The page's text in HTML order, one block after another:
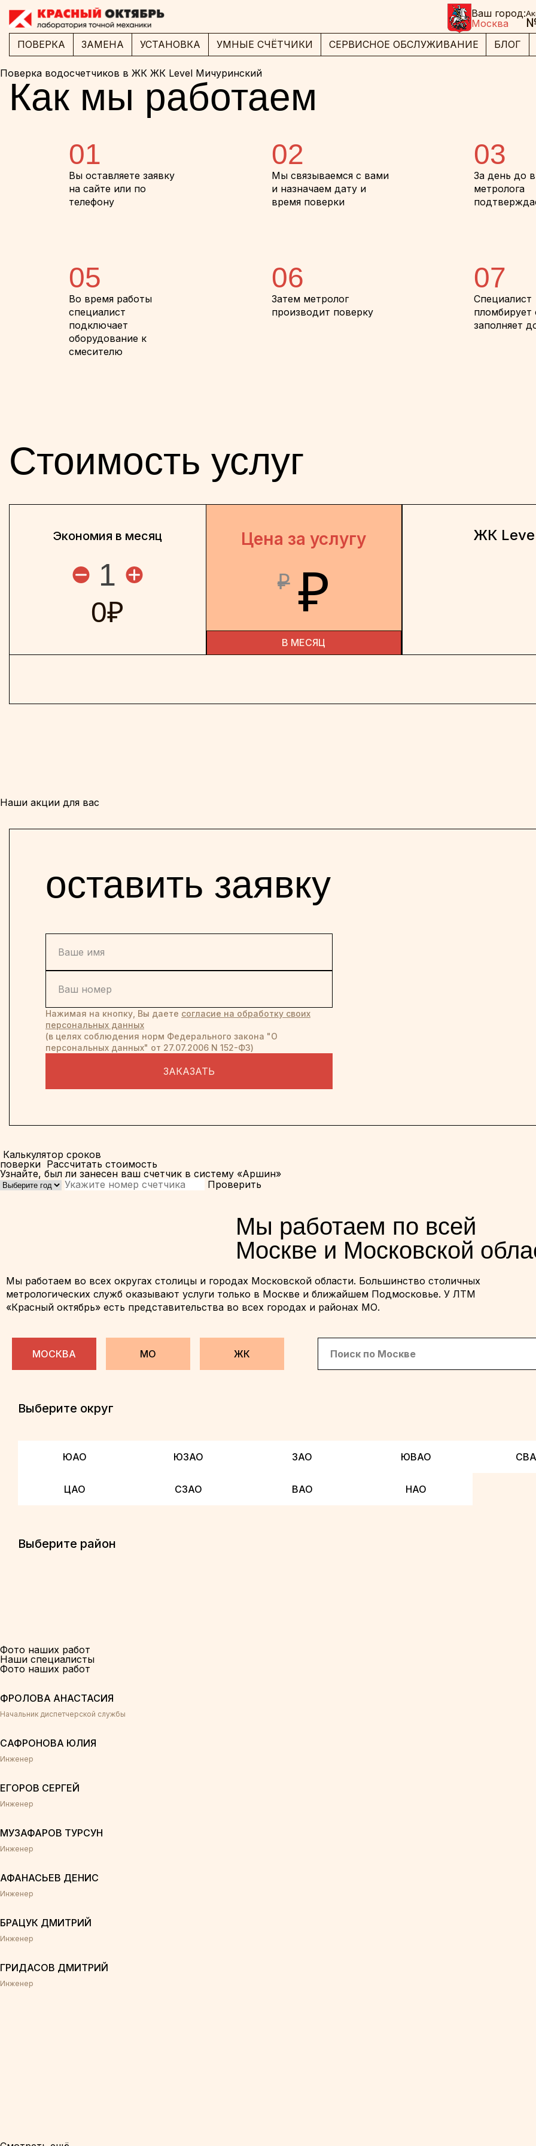
Ваш город:
Москва
№
ПОВЕРКА ЗАМЕНА УСТАНОВКА УМНЫЕ СЧЁТЧИКИ СЕРВИСНОЕ ОБСЛУЖИВАНИЕ БЛОГ
Поверка водосчетчиков в ЖК ЖК Level Мичуринский
Как мы работаем
01
Вы оставляете заявку
на сайте или по
телефону
02
Мы связываемся с вами
и назначаем дату и
время поверки
03
За день до
метролога
05
Во время работы
специалист
подключает
оборудование к
смесителю
06
Затем метролог
производит поверку
07
Специалист
пломбирует
заполняет
Стоимость услуг
Экономия в месяц
1
0₽
Цена за услугу
₽ ₽
В МЕСЯЦ
ЖК
Наши акции для вас
оставить заявку
Нажимая на кнопку, Вы даете согласие на обработку своих
персональных данных
(в целях соблюдения норм Федерального закона "О
персональных данных" от 27.07.2006 N 152-ФЗ)
ЗАКАЗАТЬ
Калькулятор сроков
поверки Рассчитать стоимость
Узнайте, был ли занесен ваш счетчик в систему «Аршин»
Проверить
Мы работаем по всей
Москве и Московской
Мы работаем во всех округах столицы и городах Московской области. Большинство столичных
метрологических служб оказывают услуги только в Москве и ближайшем Подмосковье. У ЛТМ
«Красный октябрь» есть представительства во всех городах и районах МО.
МОСКВА МО ЖК
Выберите округ
ЮАО ЮЗАО ЗАО ЮВАО
ЦАО СЗАО ВАО НАО
Выберите район
Фото наших работ
Наши специалисты
Фото наших работ
ФРОЛОВА АНАСТАСИЯ
Начальник диспетчерской службы
САФРОНОВА ЮЛИЯ
Инженер
ЕГОРОВ СЕРГЕЙ
Инженер
МУЗАФАРОВ ТУРСУН
Инженер
АФАНАСЬЕВ ДЕНИС
Инженер
БРАЦУК ДМИТРИЙ
Инженер
ГРИДАСОВ ДМИТРИЙ
Инженер